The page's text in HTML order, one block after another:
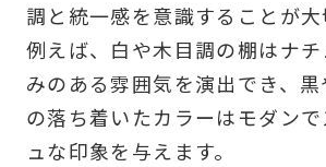
調と統一感を意識することが大
例えば、白や木目調の棚はナ
みのある雰囲気を演出でき、
の落ち着いたカラーはモダン
ュな印象を与えます。